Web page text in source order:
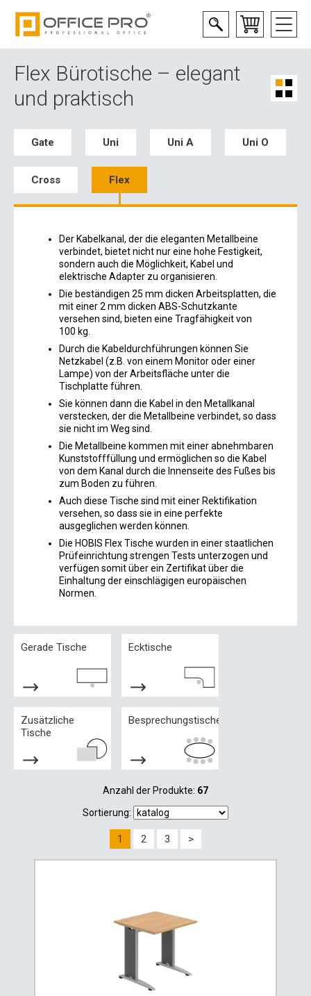
Flex Bürotische – elegant
und praktisch
Gate Uni Uni A Uni O
Cross Flex
Der Kabelkanal, der die eleganten Metallbeine
verbindet, bietet nicht nur eine hohe Festigkeit,
sondern auch die Möglichkeit, Kabel und
elektrische Adapter zu organisieren.
Die beständigen 25 mm dicken Arbeitsplatten, die
mit einer 2 mm dicken ABS-Schutzkante
versehen sind, bieten eine Tragfähigkeit von
100 kg.
Durch die Kabeldurchführungen können Sie
Netzkabel (z.B. von einem Monitor oder einer
Lampe) von der Arbeitsfläche unter die
Tischplatte führen.
Sie können dann die Kabel in den Metallkanal
verstecken, der die Metallbeine verbindet, so dass
sie nicht im Weg sind.
Die Metallbeine kommen mit einer abnehmbaren
Kunststofffüllung und ermöglichen so die Kabel
von dem Kanal durch die Innenseite des Fußes bis
zum Boden zu führen.
Auch diese Tische sind mit einer Rektifikation
versehen, so dass sie in eine perfekte
ausgeglichen werden können.
Die HOBIS Flex Tische wurden in einer staatlichen
Prüfeinrichtung strengen Tests unterzogen und
verfügen somit über ein Zertifikat über die
Einhaltung der einschlägigen europäischen
Normen.
Gerade Tische Ecktische
Zusätzliche
Tische
Besprechungstische
Anzahl der Produkte: 67
Sortierung:
1 2 3 >